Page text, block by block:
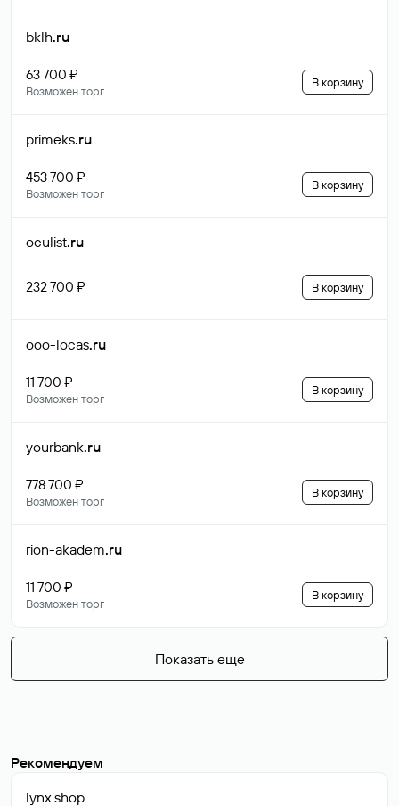
bklh.ru
63 700 ₽
Возможен торг
В корзину
primeks.ru
453 700 ₽
Возможен торг
В корзину
oculist.ru
232 700 ₽ В корзину
ooo-locas.ru
11 700 ₽
Возможен торг
В корзину
yourbank.ru
778 700 ₽
Возможен торг
В корзину
rion-akadem.ru
11 700 ₽
Возможен торг
В корзину
Показать еще
Рекомендуем
lynx.shop